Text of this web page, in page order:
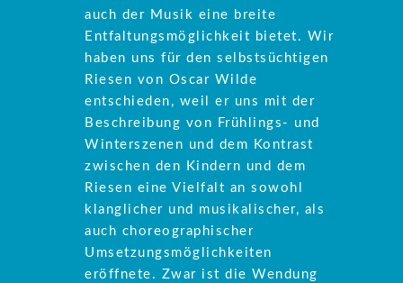
auch der Musik eine breite
Entfaltungsmöglichkeit bietet. Wir
haben uns für den selbstsüchtigen
Riesen von Oscar Wilde
entschieden, weil er uns mit der
Beschreibung von Frühlings- und
Winterszenen und dem Kontrast
zwischen den Kindern und dem
Riesen eine Vielfalt an sowohl
klanglicher und musikalischer, als
auch choreographischer
Umsetzungsmöglichkeiten
eröffnete. Zwar ist die Wendung